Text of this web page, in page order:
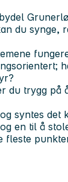
du
du trygg
syntes
en til å
fleste